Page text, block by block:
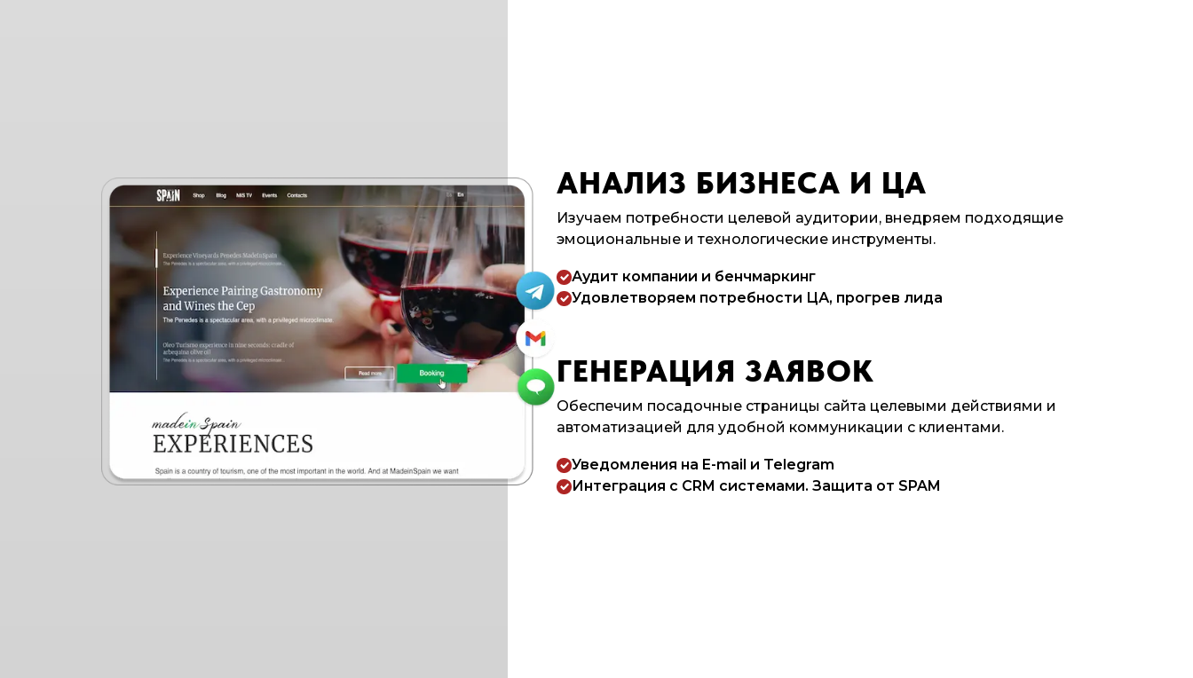
АНАЛИЗ БИЗНЕСА И ЦА
Изучаем потребности целевой аудитории, внедряем подходящие
эмоциональные и технологические инструменты.
Аудит компании и бенчмаркинг
Удовлетворяем потребности ЦА, прогрев лида
ГЕНЕРАЦИЯ ЗАЯВОК
Обеспечим посадочные страницы сайта целевыми действиями и
автоматизацией для удобной коммуникации с клиентами.
Уведомления на E-mail и Telegram
Интеграция с CRM системами. Защита от SPAM